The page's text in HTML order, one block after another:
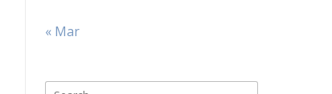
« Mar
Search